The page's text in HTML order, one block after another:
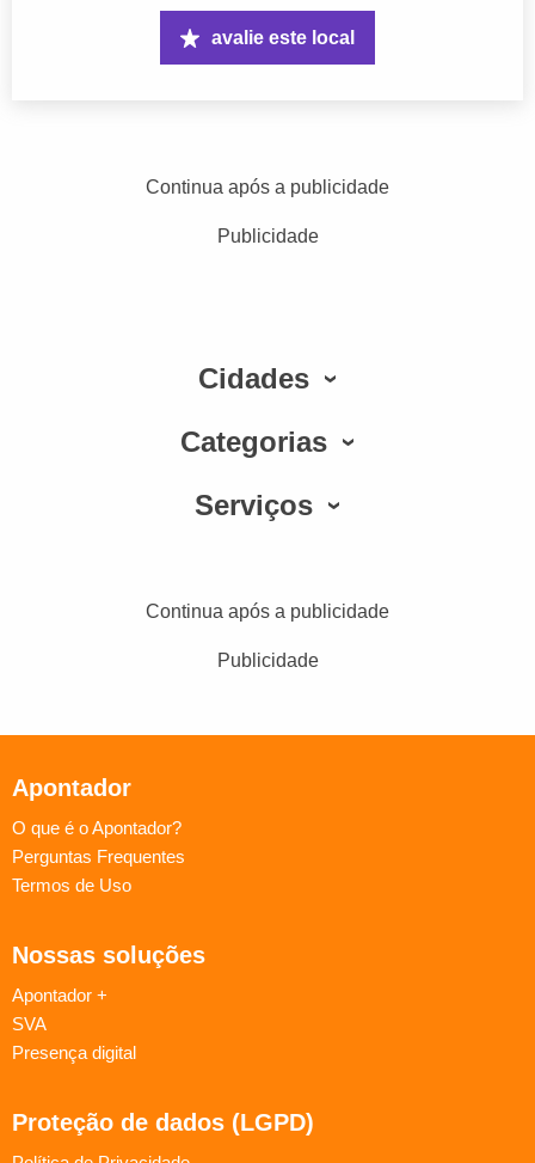
avalie este local
Continua após a publicidade
Publicidade
Cidades
Categorias
Serviços
Continua após a publicidade
Publicidade
Apontador
O que é o Apontador?
Perguntas Frequentes
Termos de Uso
Nossas soluções
Apontador +
SVA
Presença digital
Proteção de dados (LGPD)